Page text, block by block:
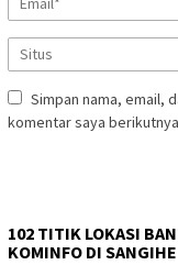
Simpan nama, email,
komentar saya
102 TITIK LOKASI
KOMINFO DI SANGIHE